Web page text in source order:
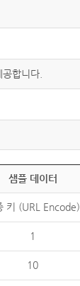
합니다.
샘플 데이터
키 (URL Encode)
1
10